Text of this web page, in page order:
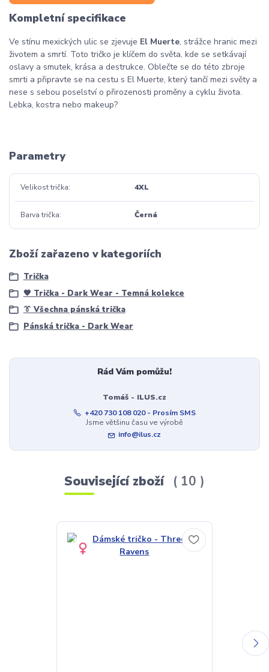
Kompletní specifikace
Ve stínu mexických ulic se zjevuje El Muerte, strážce hranic mezi
životem a smrtí. Toto tričko je klíčem do světa, kde se setkávají
oslavy a smutek, krása a destrukce. Oblečte se do této zbroje
smrti a připravte se na cestu s El Muerte, který tančí mezi světy a
nese s sebou poselství o přirozenosti proměny a cyklu života.
Lebka, kostra nebo makeup?
Parametry
Velikost trička 4XL
Barva trička Černá
Zboží zařazeno v kategoriích
Trička
🖤 Trička - Dark Wear - Temná kolekce
👔 Všechna pánská trička
Pánská trička - Dark Wear
Rád Vám pomůžu!
Tomáš - ILUS.cz
+420 730 108 020 - Prosím SMS
Jsme většinu času ve výrobě
info@ilus.cz
Související zboží 10